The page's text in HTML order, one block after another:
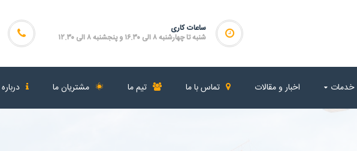
ساعات کاری
شنبه تا چهارشنبه ۸ الی ۱۶.۳۰ و پنجشنبه ۸ الی ۱۲.۳۰
خدمات اخبار و مقالات تماس با ما تیم ما مشتریان ما